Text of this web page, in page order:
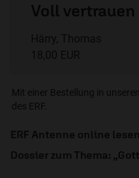
Voll vertrauen
Härry, Thomas
18,00 EUR
Mit einer Bestellung in
des ERF.
ERF Antenne online lesen
Dossier zum Thema: